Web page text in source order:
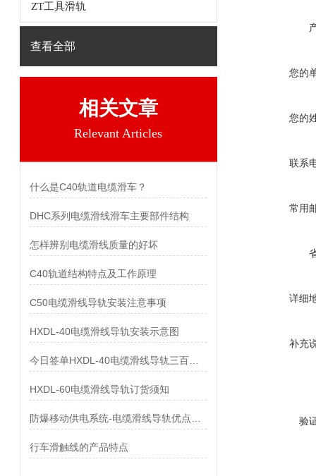
ZT工具滑轨
查看全部
相关文章
Relevant Articles
什么是C40轨道电缆滑车？
DHC系列电缆滑线滑车主要部件结构
怎样辨别电缆滑线质量的好坏
C40轨道结构特点及工作原理
C50电缆滑线导轨安装注意事项
HXDL-40电缆滑线导轨安装示意图
HXDL-60电缆滑线导轨订货须知
行车滑触线的产品特点
您的
您的
联系
常用
详细
补充
验